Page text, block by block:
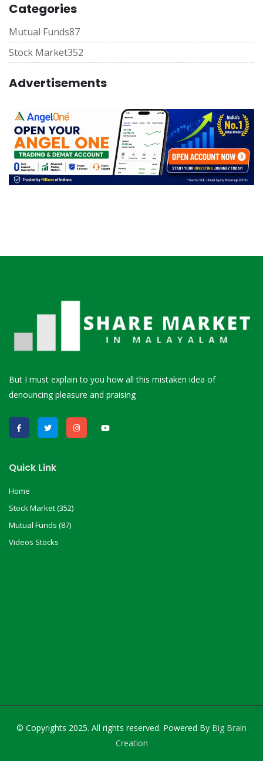
Categories
Mutual Funds87
Stock Market352
Advertisements
But I must explain to you how all this mistaken idea of
denouncing pleasure and praising
Quick Link
Home
Stock Market (352)
Mutual Funds (87)
Videos Stocks
© Copyrights 2025. All rights reserved. Powered By Big Brain
Creation